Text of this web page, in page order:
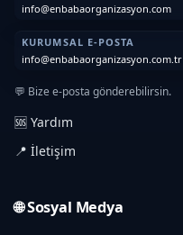
info@enbabaorganizasyon.com
KURUMSAL E-POSTA
info@enbabaorganizasyon.com.tr
💬 Bize e-posta gönderebilirsin.
🆘 Yardım
📍 İletişim
🌐 Sosyal Medya